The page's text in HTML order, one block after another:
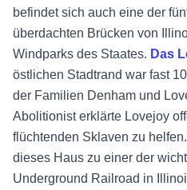
befindet sich auch eine der
überdachten Brücken von
Windparks des Staates. Das
östlichen Stadtrand war fast
der Familien Denham und
Abolitionist erklärte Lovejoy
flüchtenden Sklaven zu
dieses Haus zu einer der
Underground Railroad in